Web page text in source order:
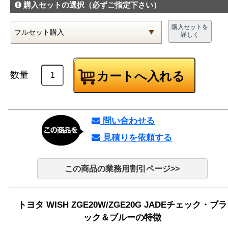
購入セットの選択 （必ずご指定下さい）
購入セットを
詳しく
数量
問い合わせる
見積りを依頼する
この商品の業務用割引ページ>>
トヨタ WISH ZGE20W/ZGE20G JADEチェック・ブラ
ック＆ブルーの特徴